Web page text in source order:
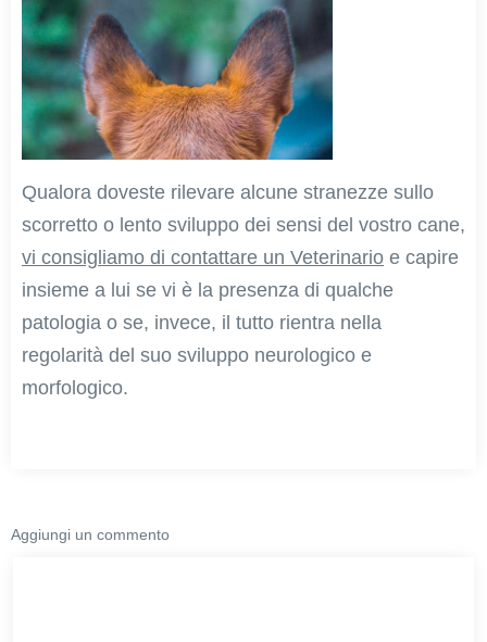
Qualora doveste rilevare alcune stranezze sullo
scorretto o lento sviluppo dei sensi del vostro cane,
vi consigliamo di contattare un Veterinario e capire
insieme a lui se vi è la presenza di qualche
patologia o se, invece, il tutto rientra nella
regolarità del suo sviluppo neurologico e
morfologico.
Aggiungi un commento